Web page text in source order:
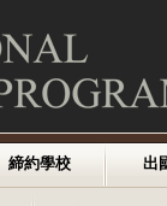
締約學校 出